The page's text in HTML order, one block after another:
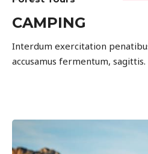
CAMPING
Interdum exercitation
accusamus fermentum, sagittis.